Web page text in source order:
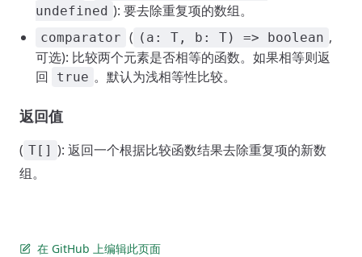
undefined ): 要去除重复项的数组。
comparator ( (a: T, b: T) => boolean ,
可选): 比较两个元素是否相等的函数。如果相等则返
回
true 。默认为浅相等性比较。
返回值
( T[] ): 返回一个根据比较函数结果去除重复项的新数
组。
在 GitHub 上编辑此页面